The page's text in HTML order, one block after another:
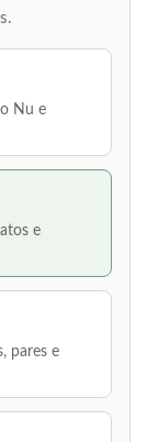
Nu e
e
pares e